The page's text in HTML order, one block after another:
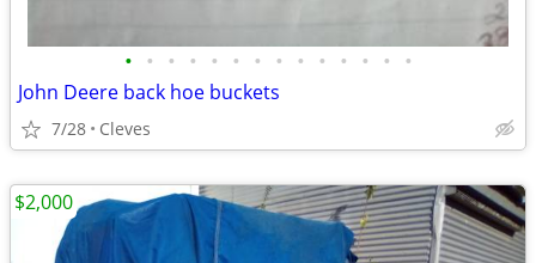
• • • • • • • • • • • • • •
John Deere back hoe buckets
7/28 Cleves
$2,000